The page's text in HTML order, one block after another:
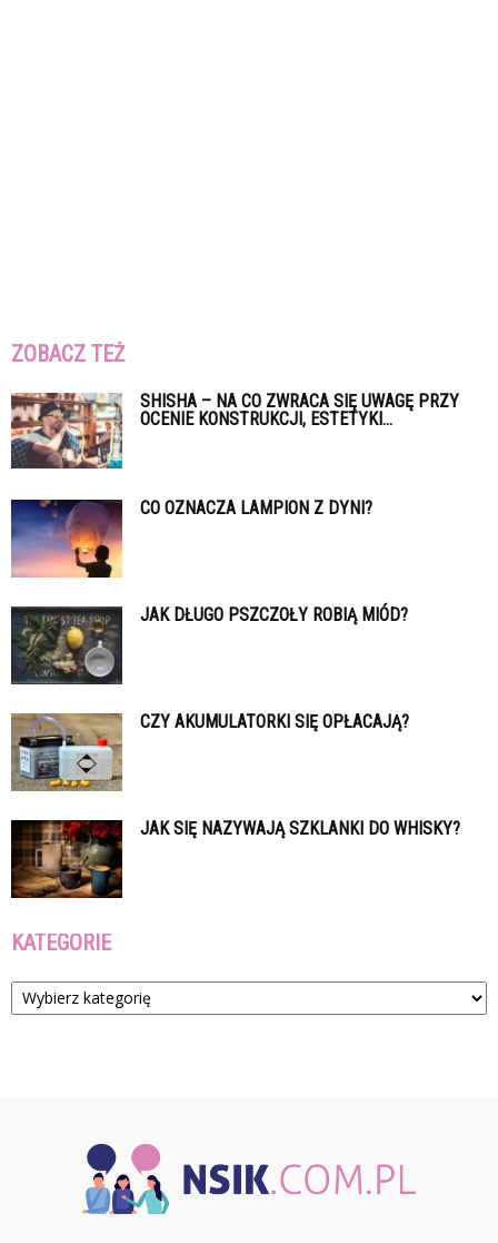
ZOBACZ TEŻ
SHISHA – NA CO ZWRACA SIĘ UWAGĘ PRZY
OCENIE KONSTRUKCJI, ESTETYKI...
CO OZNACZA LAMPION Z DYNI?
JAK DŁUGO PSZCZOŁY ROBIĄ MIÓD?
CZY AKUMULATORKI SIĘ OPŁACAJĄ?
JAK SIĘ NAZYWAJĄ SZKLANKI DO WHISKY?
KATEGORIE
Kategorie